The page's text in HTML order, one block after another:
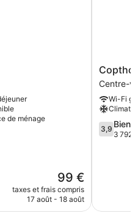
de ménage
Le
nouveau
prix
99 €
taxes et frais compris
17 août - 18 août
Tara
Hotel
London
Centre-
ville
Centre-
Wi-Fi
3.9
sur
3,9 Bien
3 792